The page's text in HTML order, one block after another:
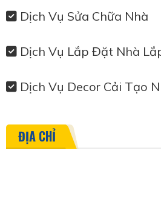
Dịch Vụ Sửa Chữa Nhà
Dịch Vụ Lắp Đặt Nhà
Dịch Vụ Decor Cải Tạo
ĐỊA CHỈ